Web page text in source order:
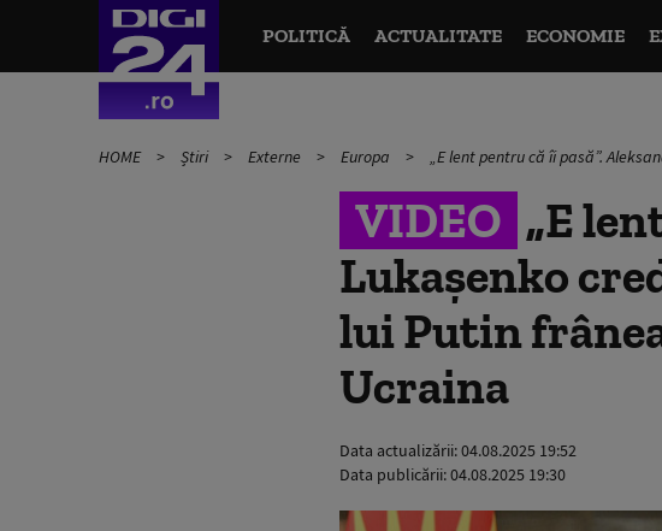
POLITICĂ ACTUALITATE ECONOMIE
HOME Știri Externe Europa „E lent pentru că îi pasă”.
VIDEO „E
Lukașenko
lui Putin
Ucraina
Data actualizării:04.08.2025 19:52
Data publicării:04.08.2025 19:30